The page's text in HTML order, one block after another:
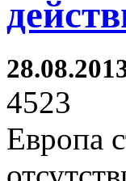
4523
Европа